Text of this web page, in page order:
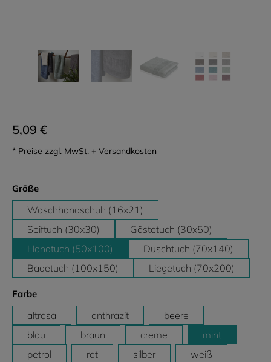
5,09 €
* Preise zzgl. MwSt. + Versandkosten
Größeauswählen
Waschhandschuh (16x21)
Seiftuch (30x30)
Gästetuch (30x50)
Handtuch (50x100)
Duschtuch (70x140)
Badetuch (100x150)
Liegetuch (70x200)
Farbeauswählen
altrosa anthrazit
beere
blau
braun creme
mint
petrol
rot silber weiß